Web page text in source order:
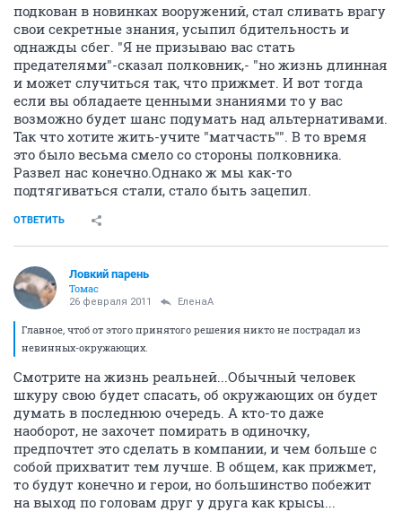
подкован в новинках вооружений, стал сливать врагу
свои секретные знания, усыпил бдительность и
однажды сбег. "Я не призываю вас стать
предателями"-сказал полковник,- "но жизнь длинная
и может случиться так, что прижмет. И вот тогда
если вы обладаете ценными знаниями то у вас
возможно будет шанс подумать над альтернативами.
Так что хотите жить-учите "матчасть"". В то время
это было весьма смело со стороны полковника.
Развел нас конечно.Однако ж мы как-то
подтягиваться стали, стало быть зацепил.
ОТВЕТИТЬ
Ловкий парень
Томас
26 февраля 2011 ЕленаА
Главное, чтоб от этого принятого решения никто не пострадал из
невинных-окружающих.
Смотрите на жизнь реальней...Обычный человек
шкуру свою будет спасать, об окружающих он будет
думать в последнюю очередь. А кто-то даже
наоборот, не захочет помирать в одиночку,
предпочтет это сделать в компании, и чем больше с
собой прихватит тем лучше. В общем, как прижмет,
то будут конечно и герои, но большинство побежит
на выход по головам друг у друга как крысы...